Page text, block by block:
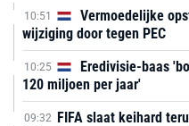
10:51
Vermoedelijke
wijziging door tegen PEC
10:25
Eredivisie-baas
120 miljoen per jaar'
09:32 FIFA slaat keihard